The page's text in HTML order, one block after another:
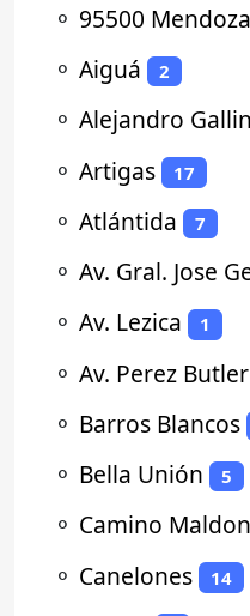
⚬ 95500 Mendoza
⚬ Aiguá 2
⚬ Alejandro
⚬ Artigas 17
⚬ Atlántida 7
⚬ Av. Gral. Jose
⚬ Av. Lezica 1
⚬ Av. Perez Butler
⚬ Barros Blancos
⚬ Bella Unión 5
⚬ Camino
⚬ Canelones 14